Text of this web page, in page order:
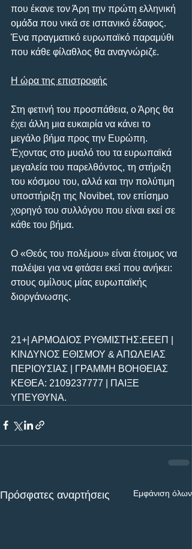
που έκανε τον Άρη την πρώτη ελληνική
ομάδα που νικά σε ισπανικό έδαφος.
Ένα πραγματικό ευρωπαϊκό παραμύθι
που κάθε φίλαθλος θα αναγνώριζε.
Η ώρα της επιστροφής
Στη φετινή του προσπάθεια, ο Άρης θα
έχει άλλη μια ευκαιρία να κάνει το
μεγάλο βήμα προς την Ευρώπη.
Έχοντας στο μυαλό του τα ευρωπαϊκά
μεγαλεία του παρελθόντος, τη στήριξη
του κόσμου του, αλλά και την πολύτιμη
υποστήριξη της Novibet, τον επίσημο
χορηγό του συλλόγου που είναι εκεί σε
κάθε του βήμα.
Ο «Θεός του πολέμου» είναι έτοιμος να
παλέψει για να φτάσει εκεί που ανήκει:
στους ομίλους μίας ευρωπαϊκής
διοργάνωσης.
21+| ΑΡΜΟΔΙΟΣ ΡΥΘΜΙΣΤΗΣ:ΕΕΕΠ |
ΚΙΝΔΥΝΟΣ ΕΘΙΣΜΟΥ & ΑΠΩΛΕΙΑΣ
ΠΕΡΙΟΥΣΙΑΣ | ΓΡΑΜΜΗ ΒΟΗΘΕΙΑΣ
ΚΕΘΕΑ: 2109237777 | ΠΑΙΞΕ
ΥΠΕΥΘΥΝΑ.
Πρόσφατες αναρτήσεις Εμφάνιση όλων